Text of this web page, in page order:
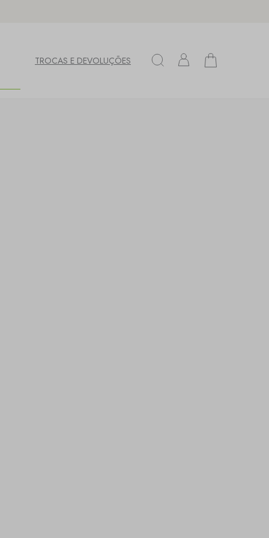
TROCAS E DEVOLUÇÕES